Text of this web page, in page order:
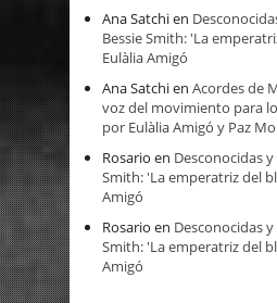
Ana Satchien
Bessie Smith: 'La
Eulàlia Amigó
Ana Satchien Acordes de
voz del movimiento para
por Eulàlia Amigó y Paz
Rosario en Desconocidas
Smith: 'La emperatriz del
Amigó
Rosario en Desconocidas
Smith: 'La emperatriz del
Amigó